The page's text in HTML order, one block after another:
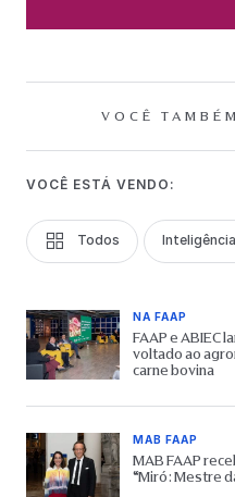
VOCÊ
VOCÊ ESTÁ VENDO:
Todos
NA FAAP
FAAP e ABIEC
voltado ao
carne bovina
MAB FAAP
MAB FAAP
“Miró: Mestre